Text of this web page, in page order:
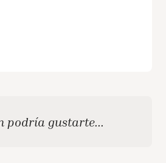
podría gustarte...